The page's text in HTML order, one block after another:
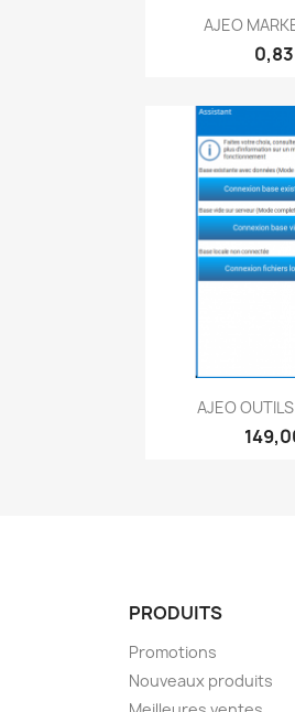

AJEO

AJEO
PRODUITS
Promotions
Nouveaux produits